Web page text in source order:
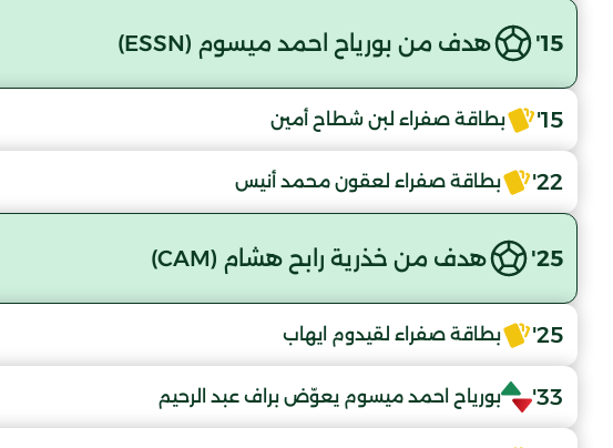
15' هدف من بورياح احمد ميسوم (ESSN)
15' بطاقة صفراء لبن شطاح أمين
22' بطاقة صفراء لعقون محمد أنيس
25' هدف من خذرية رابح هشام (CAM)
25' بطاقة صفراء لقيدوم ايهاب
33' بورياح احمد ميسوم يعوّض براف عبد الرحيم